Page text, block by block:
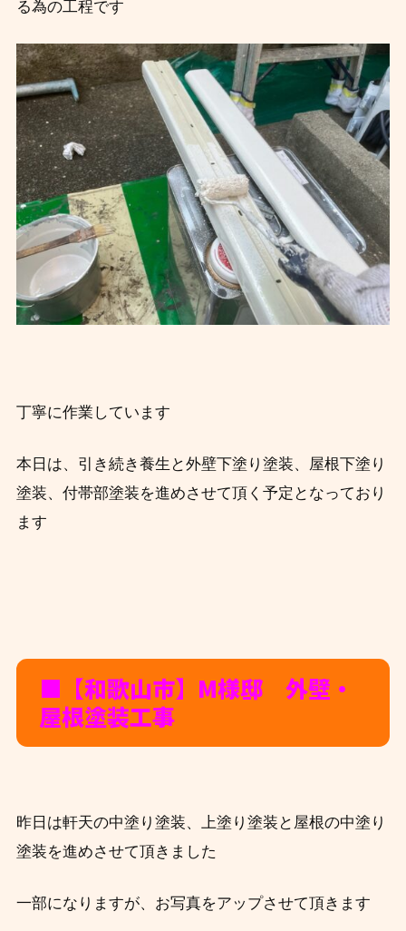
る為の工程です
丁寧に作業しています
本日は、引き続き養生と外壁下塗り塗装、屋根下塗り
塗装、付帯部塗装を進めさせて頂く予定となっており
ます
■【和歌山市】M様邸 外壁・
屋根塗装工事
昨日は軒天の中塗り塗装、上塗り塗装と屋根の中塗り
塗装を進めさせて頂きました
一部になりますが、お写真をアップさせて頂きます